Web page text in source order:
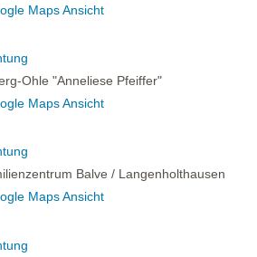
Maps Ansicht
Ohle "Anneliese Pfeiffer"
Maps Ansicht
Balve / Langenholthausen
Maps Ansicht